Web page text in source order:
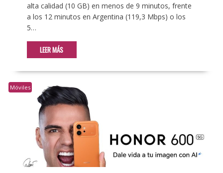
alta calidad (10 GB) en menos de 9 minutos, frente
a los 12 minutos en Argentina (119,3 Mbps) o los
5…
LEER MÁS
Móviles